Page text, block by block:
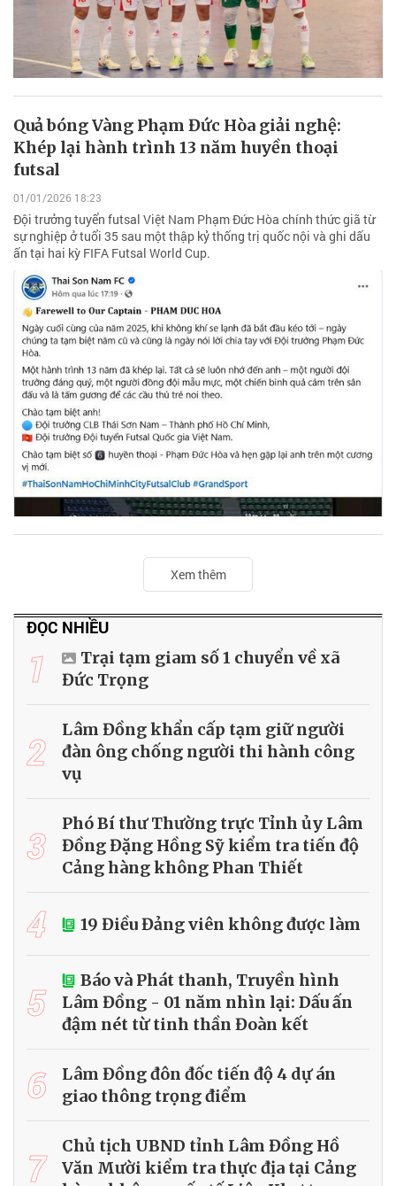
Quả bóng Vàng Phạm Đức Hòa giải nghệ:
Khép lại hành trình 13 năm huyền thoại
futsal
01/01/2026 18:23
Đội trưởng tuyển futsal Việt Nam Phạm Đức Hòa chính thức giã từ
sự nghiệp ở tuổi 35 sau một thập kỷ thống trị quốc nội và ghi dấu
ấn tại hai kỳ FIFA Futsal World Cup.
Xem thêm
ĐỌC NHIỀU
1
Trại tạm giam số 1 chuyển về xã
Đức Trọng
2
Lâm Đồng khẩn cấp tạm giữ người
đàn ông chống người thi hành công
vụ
3
Phó Bí thư Thường trực Tỉnh ủy Lâm
Đồng Đặng Hồng Sỹ kiểm tra tiến độ
Cảng hàng không Phan Thiết
4 19 Điều Đảng viên không được làm
5
Báo và Phát thanh, Truyền hình
Lâm Đồng - 01 năm nhìn lại: Dấu ấn
đậm nét từ tinh thần Đoàn kết
6
Lâm Đồng đôn đốc tiến độ 4 dự án
giao thông trọng điểm
7
Chủ tịch UBND tỉnh Lâm Đồng Hồ
Văn Mười kiểm tra thực địa tại Cảng